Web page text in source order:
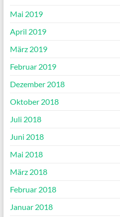
Mai 2019
April 2019
März 2019
Februar 2019
Dezember 2018
Oktober 2018
Juli 2018
Juni 2018
Mai 2018
März 2018
Februar 2018
Januar 2018